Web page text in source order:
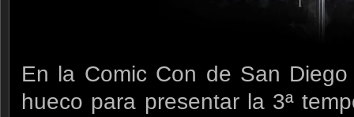
En la Comic Con de San
hueco para presentar la 3ª